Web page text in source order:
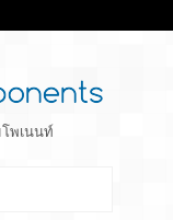
พเนนท์